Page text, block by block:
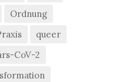
Ordnung
queer
CoV-2